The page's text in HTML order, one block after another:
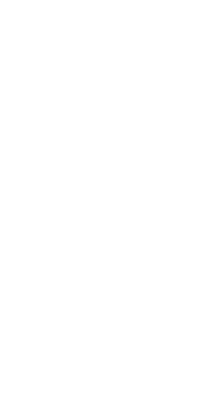
нажав на кнопку